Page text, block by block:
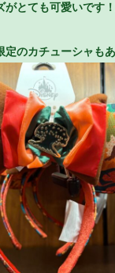
がとても可愛いです
定のカチューシャも